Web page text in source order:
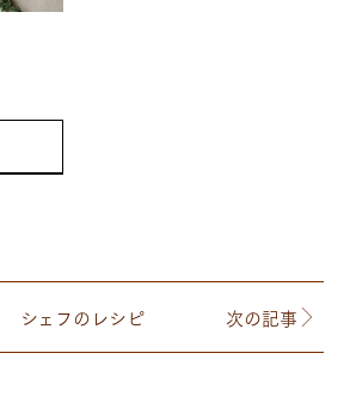
シェフのレシピ 次の記事